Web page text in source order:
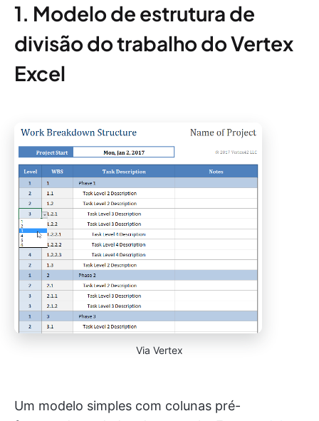
1. Modelo de estrutura de
divisão do trabalho do Vertex
Excel
Via Vertex
Um modelo simples com colunas pré-